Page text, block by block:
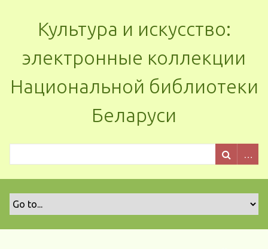
Культура и искусство:
электронные коллекции
Национальной библиотеки
Беларуси